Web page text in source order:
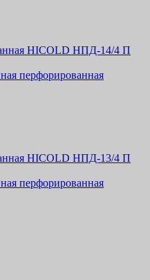
перфорированная
перфорированная